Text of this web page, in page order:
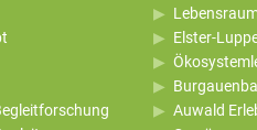
Elster-
Auwald